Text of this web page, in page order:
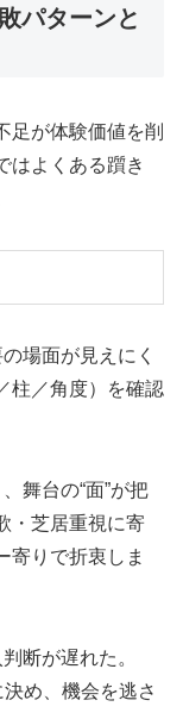
パターンと
足が体験価値を削
はよくある躓き
場面が見えにく
柱／角度）を確認
舞台の“面”が把
・芝居重視に寄
寄りで折衷しま
断が遅れた。
め、機会を逃さ